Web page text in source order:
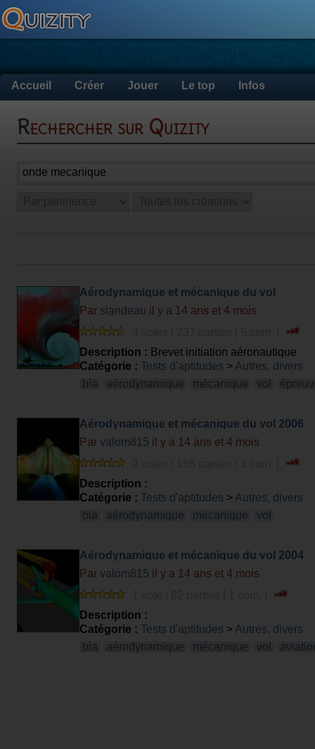
Accueil Créer Jouer Le top Infos
Rechercher sur Quizity
Aérodynamique et mécanique du vol
Par slandeau il y a 14 ans et 4 mois
Description : Brevet initiation aéronautique
Catégorie : Tests d'aptitudes > Autres, divers
bia
aérodynamique mécanique vol
Aérodynamique et mécanique du vol 2006
Par valom815 il y a 14 ans et 4 mois
Description :
Catégorie : Tests d'aptitudes > Autres, divers
bia
aérodynamique mécanique vol
Aérodynamique et mécanique du vol 2004
Par valom815 il y a 14 ans et 4 mois
Description :
Catégorie : Tests d'aptitudes > Autres, divers
bia
aérodynamique mécanique vol